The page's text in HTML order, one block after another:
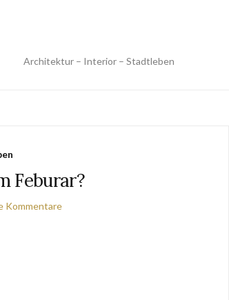
Architektur – Interior – Stadtleben
Feburar?
Kommentare